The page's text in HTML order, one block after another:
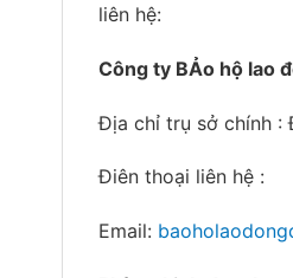
liên hệ:
Công ty BẢo hộ lao
Địa chỉ trụ sở chính :
Điên thoại liên
Email: